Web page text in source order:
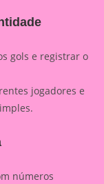
gols e registrar o
jogadores e
números